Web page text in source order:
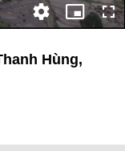
Hùng,